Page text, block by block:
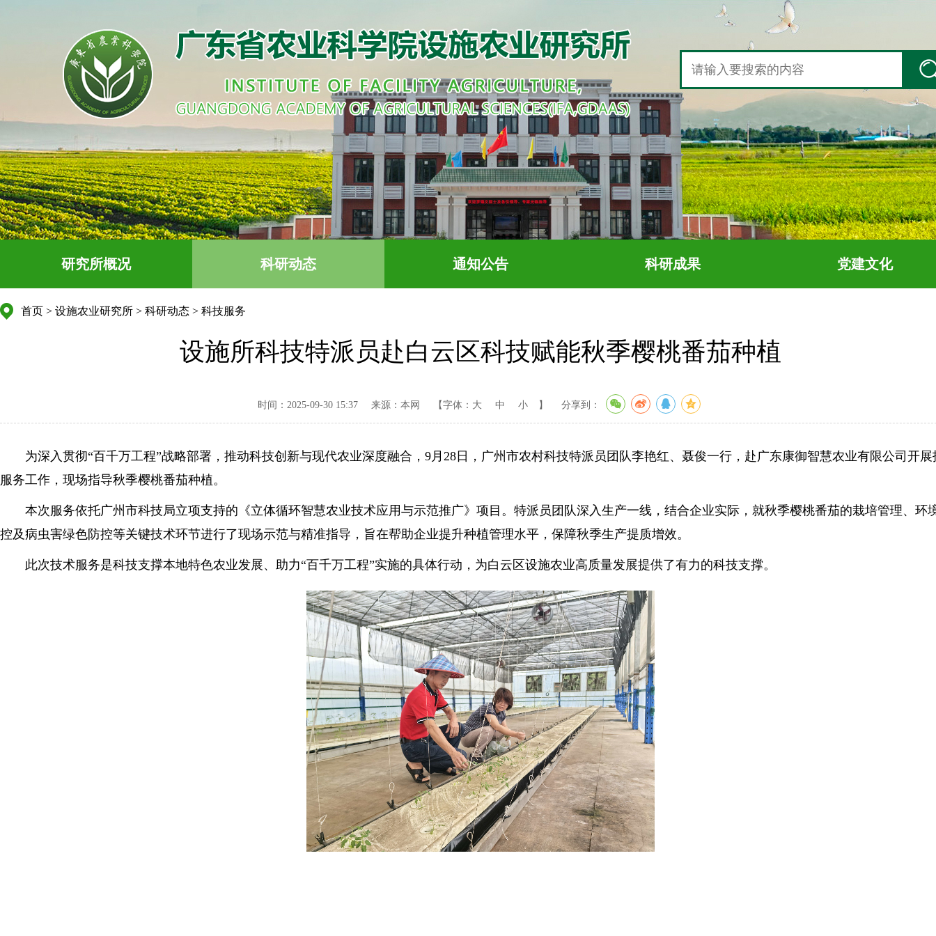
研究所概况 科研动态 通知公告 科研成果 党建文化
首页 > 设施农业研究所 > 科研动态 > 科技服务
设施所科技特派员赴白云区科技赋能秋季樱桃番茄种植
时间：2025-09-30 15:37 来源：本网 【字体： 大 中 小 】 分享到：
为深入贯彻“百千万工程”战略部署，推动科技创新与现代农业深度融合，9月28日，广州市农村科技特派员团队李艳红、聂俊一行，赴广东康御智慧农业有限公司开展
服务工作，现场指导秋季樱桃番茄种植。
本次服务依托广州市科技局立项支持的《立体循环智慧农业技术应用与示范推广》项目。特派员团队深入生产一线，结合企业实际，就秋季樱桃番茄的栽培管理、环
控及病虫害绿色防控等关键技术环节进行了现场示范与精准指导，旨在帮助企业提升种植管理水平，保障秋季生产提质增效。
此次技术服务是科技支撑本地特色农业发展、助力“百千万工程”实施的具体行动，为白云区设施农业高质量发展提供了有力的科技支撑。